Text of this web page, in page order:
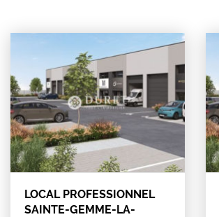
LOCAL PROFESSIONNEL
SAINTE-GEMME-LA-